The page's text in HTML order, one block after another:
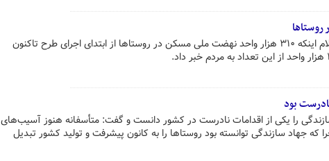
معاون بنیاد مسکن انقلاب اسلامی با اعلام اینکه ۳۱۰ هزار واحد نهضت ملی مسکن در روستاها از ابتدای اجرای طرح تاکنون
بود
را یکی از اقدامات نادرست در کشور دانست و گفت: متأسفانه هنوز آسیب‌های
که جهاد سازندگی توانسته بود روستاها را به کانون پیشرفت و تولید کشور تبدیل